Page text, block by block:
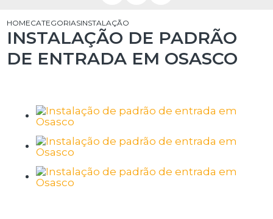
HOMECATEGORIASINSTALAÇÃO DE PADRÃO DE ENTRADA EM
INSTALAÇÃO DE PADRÃO
DE ENTRADA EM OSASCO